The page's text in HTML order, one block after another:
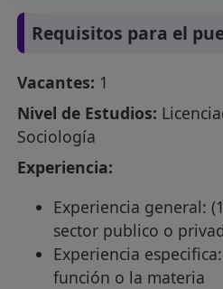
Requisitos para el
Vacantes: 1
Nivel de Estudios:
Sociología
Experiencia:
Experiencia general:
sector publico o
Experiencia
función o la materia